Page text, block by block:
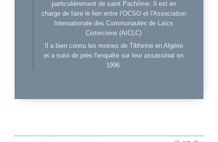
particulièrement de saint Pachôme. Il est en
charge de faire le lien entre l’OCSO et l'Association
Internationale des Communautés de Laïcs
Cisterciens (AICLC)
Il a bien connu les moines de Tibhirine en Algérie
et a suivi de près l'enquête sur leur assassinat en
1996.